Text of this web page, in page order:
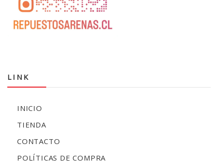
LINK
INICIO
TIENDA
CONTACTO
POLÍTICAS DE COMPRA